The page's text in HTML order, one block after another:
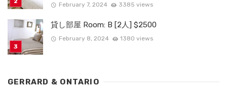
February 7, 2024 3385 views
貸し部屋 Room: B [2人] $2500
February 8, 2024 1380 views
GERRARD & ONTARIO